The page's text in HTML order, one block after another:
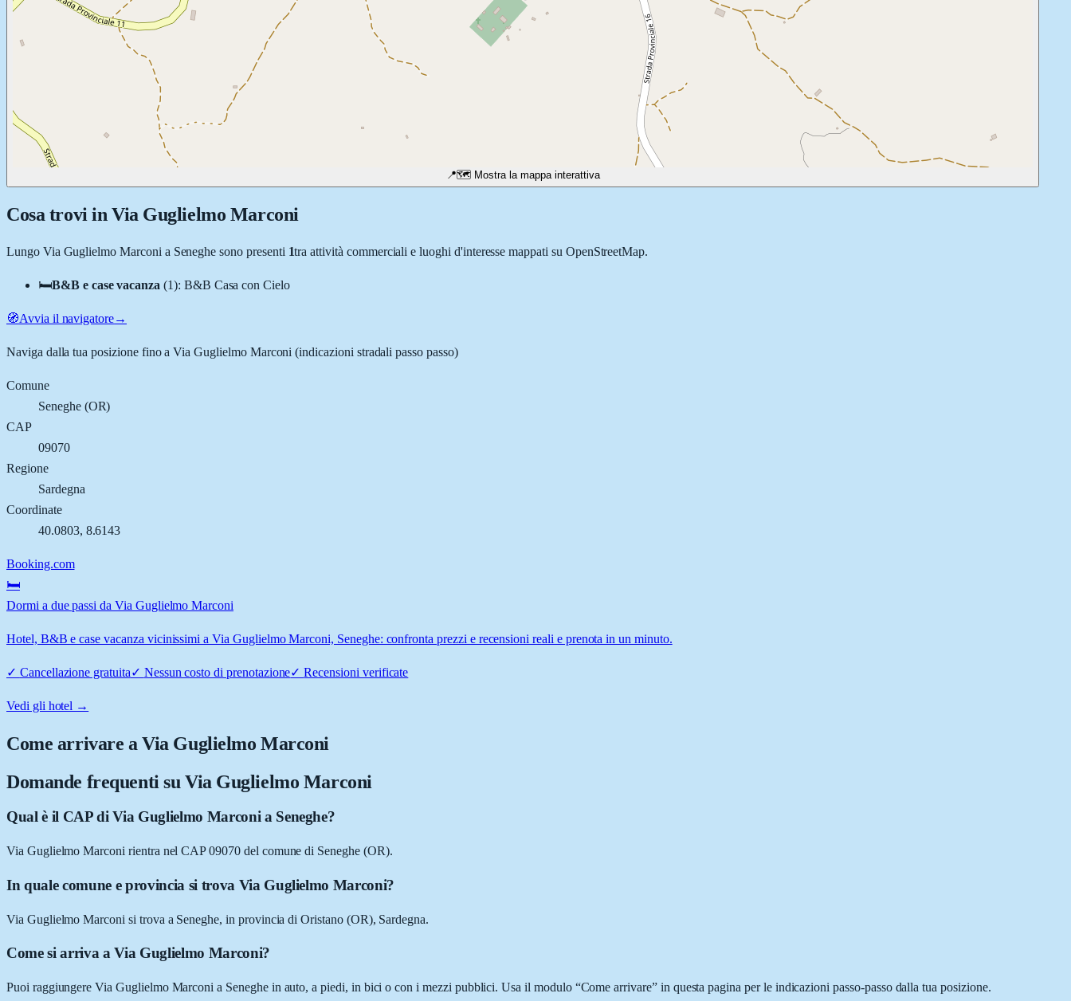
📍🗺️ Mostra la mappa interattiva
Cosa trovi in Via Guglielmo Marconi
Lungo Via Guglielmo Marconi a Seneghe sono presenti 1tra attività commerciali e luoghi d'interesse mappati su OpenStreetMap.
🛏️B&B e case vacanza (1): B&B Casa con Cielo
🧭Avvia il navigatore→
Naviga dalla tua posizione fino aVia Guglielmo Marconi (indicazioni stradali passo passo)
Comune
Seneghe(OR)
CAP
09070
Regione
Sardegna
Coordinate
40.0803, 8.6143
Booking.com
🛏️
Dormi a due passi da Via Guglielmo Marconi
Hotel, B&B e case vacanza vicinissimi a Via Guglielmo Marconi, Seneghe: confronta prezzi e recensioni reali e prenota in un minuto.
✓ Cancellazione gratuita✓ Nessun costo di prenotazione✓Recensioni verificate
Vedi gli hotel →
Come arrivare aVia Guglielmo Marconi
Domande frequenti su Via Guglielmo Marconi
Qual è il CAP di Via Guglielmo Marconi a Seneghe?
Via Guglielmo Marconi rientra nel CAP 09070 del comune di Seneghe (OR).
In quale comune e provincia si trova Via Guglielmo Marconi?
Via Guglielmo Marconi si trova a Seneghe, in provincia di Oristano (OR), Sardegna.
Come si arriva a Via Guglielmo Marconi?
Puoi raggiungere Via Guglielmo Marconi a Seneghe in auto, a piedi, in bici o con i mezzi pubblici. Usa il modulo “Come arrivare” in questa pagina per le indicazioni passo-passo dalla tua posizione.